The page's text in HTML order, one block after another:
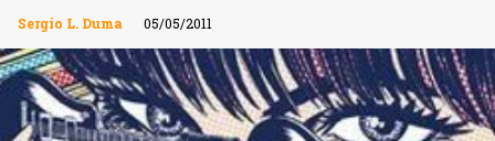
Sergio L. Duma 05/05/2011